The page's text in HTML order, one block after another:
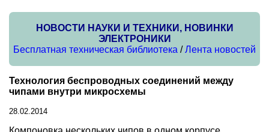
НОВОСТИ НАУКИ И ТЕХНИКИ, НОВИНКИ
ЭЛЕКТРОНИКИ
Бесплатная техническая библиотека /Лента новостей
Технология беспроводных соединений между
чипами внутри микросхемы
28.02.2014